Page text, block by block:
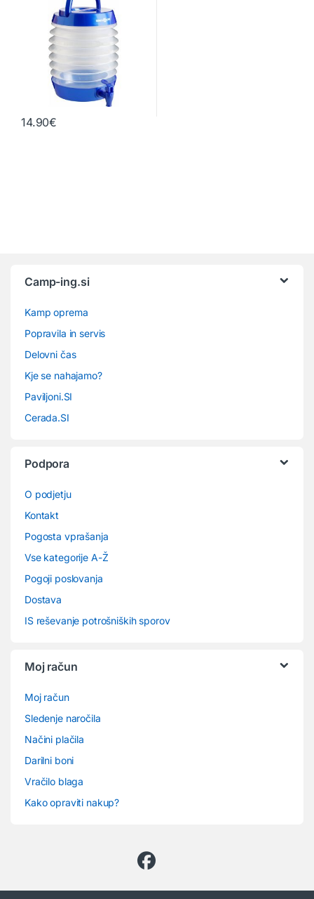
14.90€
Camp-ing.si
Kamp oprema
Popravila in servis
Delovni čas
Kje se nahajamo?
Paviljoni.SI
Cerada.SI
Podpora
O podjetju
Kontakt
Pogosta vprašanja
Vse kategorije A-Ž
Pogoji poslovanja
Dostava
IS reševanje potrošniških sporov
Moj račun
Moj račun
Sledenje naročila
Načini plačila
Darilni boni
Vračilo blaga
Kako opraviti nakup?